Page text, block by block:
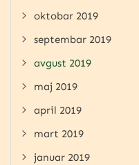
oktobar 2019
septembar 2019
avgust 2019
maj 2019
april 2019
mart 2019
januar 2019